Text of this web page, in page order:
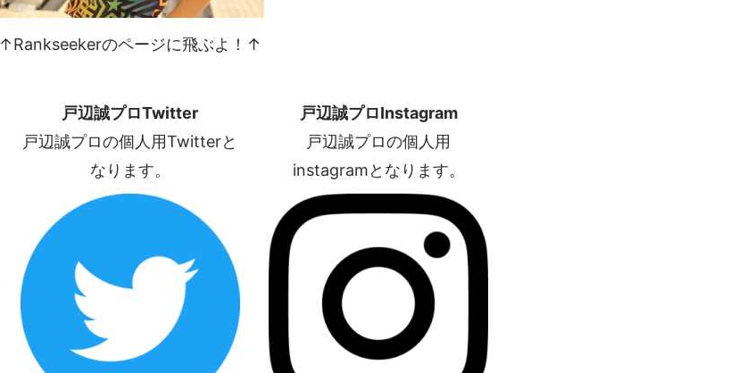
↑Rankseekerのページに飛ぶよ！↑
戸辺誠プロTwitter
戸辺誠プロの個人用Twitterと
なります。
戸辺誠プロInstagram
戸辺誠プロの個人用
instagramとなります。